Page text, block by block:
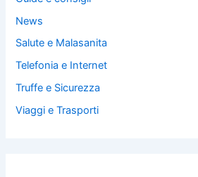
News
Salute e Malasanita
Telefonia e Internet
Truffe e Sicurezza
Viaggi e Trasporti